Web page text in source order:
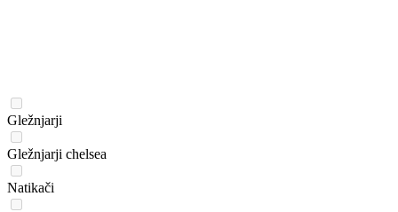
Gležnjarji
Gležnjarji chelsea
Natikači